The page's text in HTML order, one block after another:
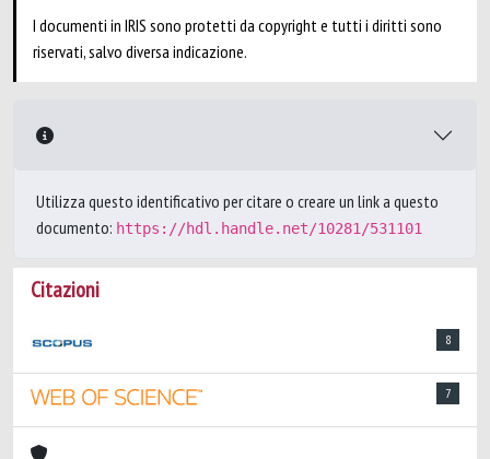
I documenti in IRIS sono protetti da copyright e tutti i diritti sono
riservati, salvo diversa indicazione.
Utilizza questo identificativo per citare o creare un link a questo
documento: https://hdl.handle.net/10281/531101
Citazioni
8
7